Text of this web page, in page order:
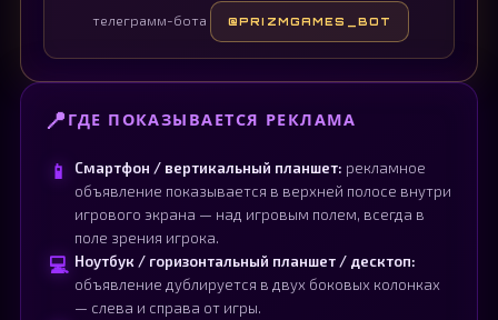
телеграмм-бота
@PRIZMGAMES_BOT
📍 ГДЕ ПОКАЗЫВАЕТСЯ РЕКЛАМА
📱 Смартфон / вертикальный планшет: рекламное
объявление показывается в верхней полосе внутри
игрового экрана — над игровым полем, всегда в
поле зрения игрока.
💻 Ноутбук / горизонтальный планшет / десктоп:
объявление дублируется в двух боковых колонках
— слева и справа от игры.